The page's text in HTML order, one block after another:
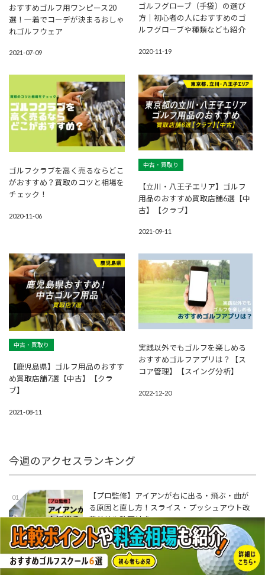
おすすめゴルフ用ワンピース20
選！一着でコーデが決まるおしゃ
れゴルフウェア
2021-07-09
ゴルフグローブ（手袋）の選び
方｜初心者の人におすすめのゴ
ルフグローブや種類なども紹介
2020-11-19
ゴルフクラブを高く売るならどこ
がおすすめ？買取のコツと相場を
チェック！
2020-11-06
中古・買取り
【立川・八王子エリア】ゴルフ
用品のおすすめ買取店舗6選【中
古】【クラブ】
2021-09-11
中古・買取り
【鹿児島県】ゴルフ用品のおすす
め買取店舗7選【中古】【クラ
ブ】
2021-08-11
実践以外でもゴルフを楽しめる
おすすめゴルフアプリは？【ス
コア管理】【スイング分析】
2022-12-20
今週のアクセスランキング
01
【プロ監修】アイアンが右に出る・飛ぶ・曲が
る原因と直し方！スライス・プッシュアウト改
善ドリル動画付き